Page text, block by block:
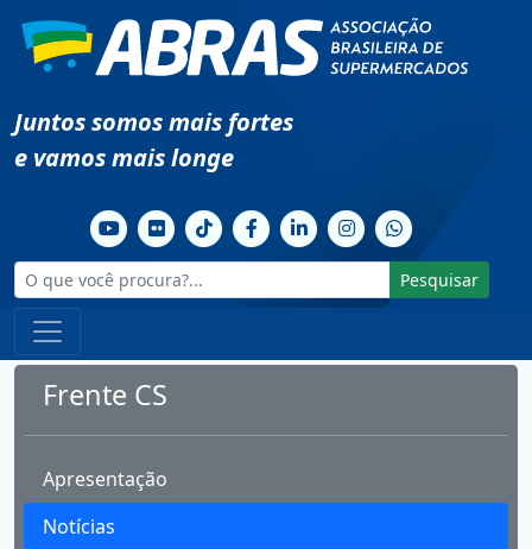
Juntos somos mais fortes
e vamos mais longe
Pesquisar
Frente CS
Apresentação
Notícias